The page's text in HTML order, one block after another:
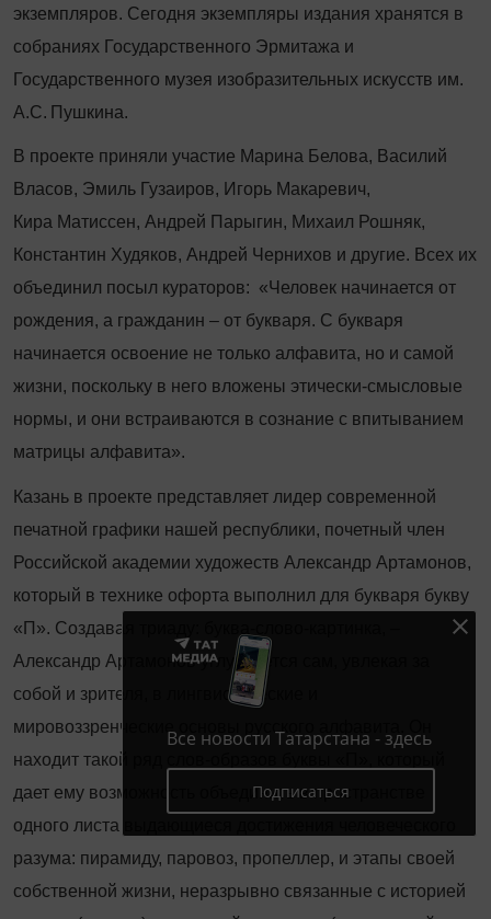
экземпляров. Сегодня экземпляры издания хранятся в
собраниях Государственного Эрмитажа и
Государственного музея изобразительных искусств им.
А.С. Пушкина.
В проекте приняли участие Марина Белова, Василий
Власов, Эмиль Гузаиров, Игорь Макаревич,
Кира Матиссен, Андрей Парыгин, Михаил Рошняк,
Константин Худяков, Андрей Чернихов и другие. Всех их
объединил посыл кураторов: «Человек начинается от
рождения, а гражданин – от букваря. С букваря
начинается освоение не только алфавита, но и самой
жизни, поскольку в него вложены этически-смысловые
нормы, и они встраиваются в сознание с впитыванием
матрицы алфавита».
Казань в проекте представляет лидер современной
печатной графики нашей республики, почетный член
Российской академии художеств Александр Артамонов,
который в технике офорта выполнил для букваря букву
«П». Создавая триаду: буква-слово-картинка, –
Александр Артамонов углубляется сам, увлекая за
собой и зрителя, в лингвистические и
мировоззренческие основы русского алфавита. Он
находит такой ряд слов-образов буквы «П», который
дает ему возможность объединить в пространстве
одного листа выдающиеся достижения человеческого
разума: пирамиду, паровоз, пропеллер, и этапы своей
собственной жизни, неразрывно связанные с историей
Все новости Татарстана - здесь
Подписаться